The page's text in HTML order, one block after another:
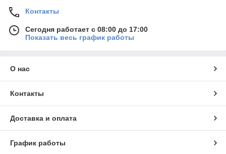
Контакты
Сегодня работает с 08:00 до 17:00
Показать весь график работы
О нас
Контакты
Доставка и оплата
График работы